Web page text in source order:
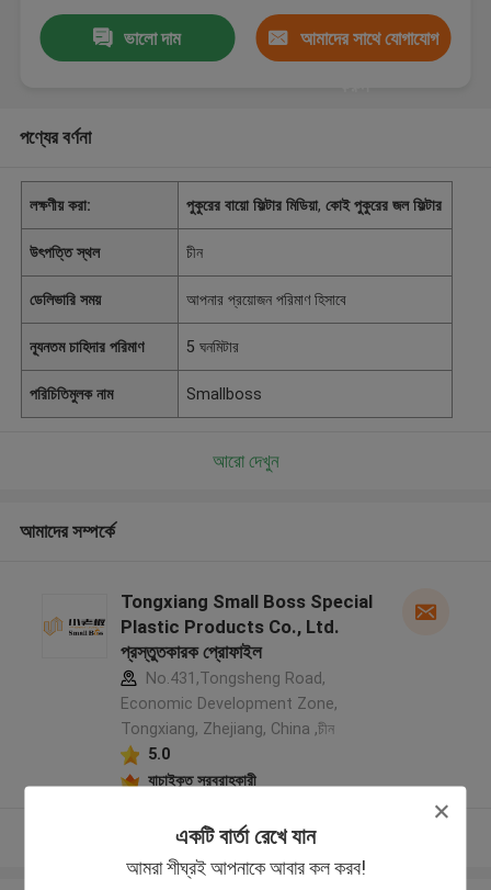
একটি বার্তা রেখে যান
আমরা শীঘ্রই আপনাকে আবার কল করব!
ভালো দাম আমাদের সাথে যোগাযোগ
পণ্যের বর্ণনা
লক্ষণীয় করা: পুকুরের বায়ো ফিল্টার মিডিয়া,কোই পুকুরের জল ফিল্টার
উৎপত্তি স্থল চীন
ডেলিভারি সময় আপনার প্রয়োজন পরিমাণ হিসাবে
ন্যূনতম চাহিদার পরিমাণ 5 ঘনমিটার
পরিচিতিমুলক নাম Smallboss
আরো দেখুন
আমাদের সম্পর্কে
Tongxiang Small Boss Special
Plastic Products Co., Ltd.
প্রস্তুতকারক প্রোফাইল
No.431,Tongsheng Road,
Economic Development Zone,
Tongxiang, Zhejiang, China ,চীন
5.0
যাচাইকৃত সরবরাহকারী
আরো দেখুন